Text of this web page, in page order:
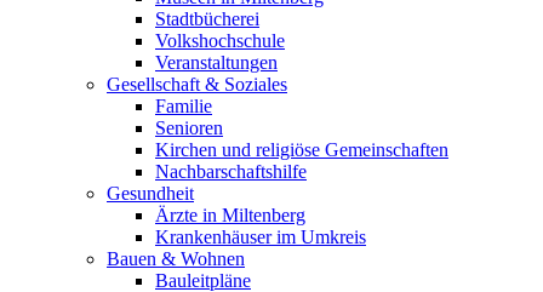
Stadtbücherei
Volkshochschule
Veranstaltungen
Gesellschaft & Soziales
Familie
Senioren
Kirchen und religiöse Gemeinschaften
Nachbarschaftshilfe
Gesundheit
Ärzte in Miltenberg
Krankenhäuser im Umkreis
Bauen & Wohnen
Bauleitpläne